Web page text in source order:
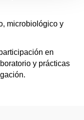
microbiológico y
en
y prácticas